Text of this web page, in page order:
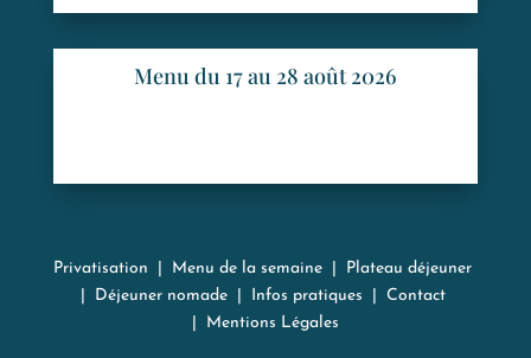
Menu du 17 au 28 août 2026
Privatisation Menu de la semaine
Plateau déjeuner
Déjeuner nomade| Infos pratiques
Contact
Mentions Légales